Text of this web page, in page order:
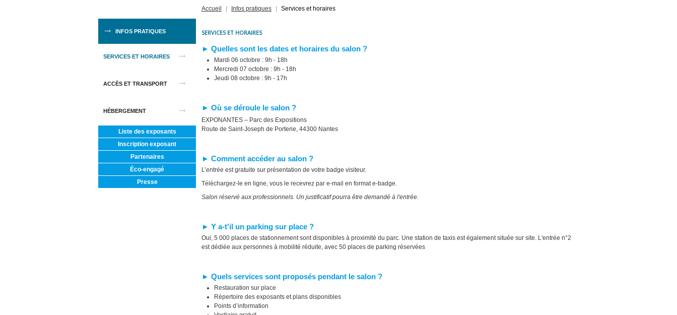
INFOS PRATIQUES
SERVICES ET HORAIRES
ACCÈS ET TRANSPORT
HÉBERGEMENT
Liste des exposants
Inscription exposant
Partenaires
Éco-engagé
Presse
Accueil Infos pratiques Services et horaires
SERVICES ET HORAIRES
► Quelles sont les dates et horaires du salon ?
Mardi 06 octobre : 9h - 18h
Mercredi 07 octobre : 9h - 18h
Jeudi 08 octobre : 9h - 17h
► Où se déroule le salon ?
EXPONANTES – Parc des Expositions
Route de Saint-Joseph de Porterie, 44300 Nantes
► Comment accéder au salon ?
L’entrée est gratuite sur présentation de votre badge visiteur.
Téléchargez-le en ligne, vous le recevrez par e-mail en format e-badge.
Salon réservé aux professionnels. Un justificatif pourra être demandé à l'entrée.
► Y a-t'il un parking sur place ?
Oui, 5 000 places de stationnement sont disponibles à proximité du parc. Une station de taxis est également située sur site. L'entrée n°2
est dédiée aux personnes à mobilité réduite, avec 50 places de parking réservées
► Quels services sont proposés pendant le salon ?
Restauration sur place
Répertoire des exposants et plans disponibles
Points d’information